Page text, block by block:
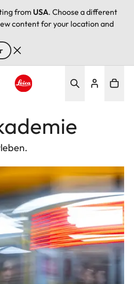
from USA. Choose a different
content for your location and